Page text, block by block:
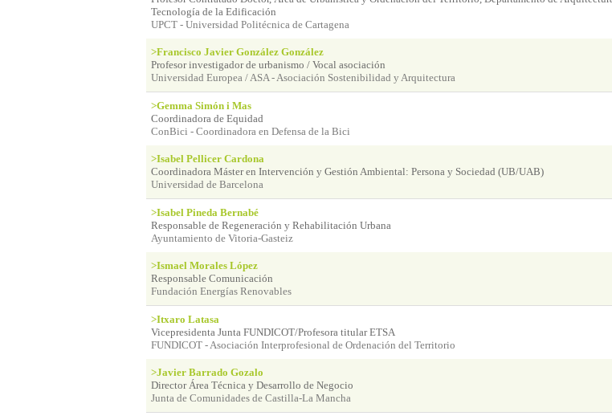
Tecnología de la Edificación
UPCT - Universidad Politécnica de Cartagena
>Francisco Javier González González
Profesor investigador de urbanismo / Vocal asociación
Universidad Europea / ASA - Asociación Sostenibilidad y Arquitectura
>Gemma Simón i Mas
Coordinadora de Equidad
ConBici - Coordinadora en Defensa de la Bici
>Isabel Pellicer Cardona
Coordinadora Máster en Intervención y Gestión Ambiental: Persona y Sociedad (UB/UAB)
Universidad de Barcelona
>Isabel Pineda Bernabé
Responsable de Regeneración y Rehabilitación Urbana
Ayuntamiento de Vitoria-Gasteiz
>Ismael Morales López
Responsable Comunicación
Fundación Energías Renovables
>Itxaro Latasa
Vicepresidenta Junta FUNDICOT/Profesora titular ETSA
FUNDICOT - Asociación Interprofesional de Ordenación del Territorio
>Javier Barrado Gozalo
Director Área Técnica y Desarrollo de Negocio
Junta de Comunidades de Castilla-La Mancha